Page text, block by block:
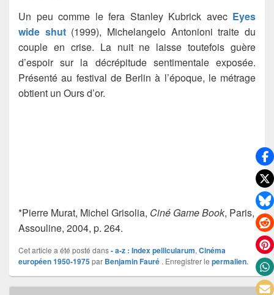
Un peu comme le fera Stanley Kubrick avec Eyes
wide shut(1999), Michelangelo Antonioni traite du
couple en crise. La nuit ne laisse toutefois guère
d’espoir sur la décrépitude sentimentale exposée.
Présenté au festival de Berlin à l’époque, le métrage
obtient un Ours d’or.
*Pierre Murat, Michel Grisolia, Ciné Game Book, Paris,
Assouline, 2004, p. 264.
Cet article a été posté dans- a-z : Index pellicularum, Cinéma
européen 1950-1975par Benjamin Fauré . Enregistrer le permalien.